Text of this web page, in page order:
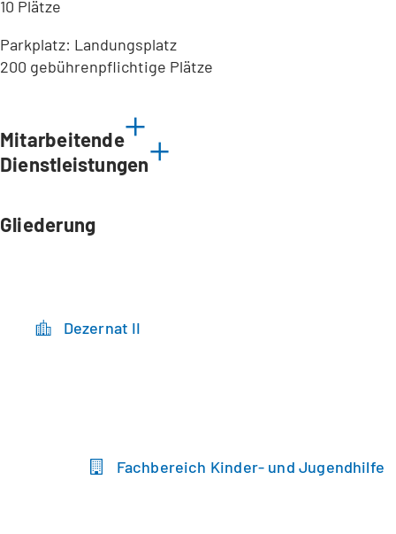
10 Plätze
Parkplatz: Landungsplatz
200 gebührenpflichtige Plätze
Mitarbeitende
Dienstleistungen
Gliederung
Dezernat II
Fachbereich Kinder- und Jugendhilfe